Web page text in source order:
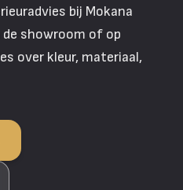
bij Mokana
de showroom of op
over kleur, materiaal,